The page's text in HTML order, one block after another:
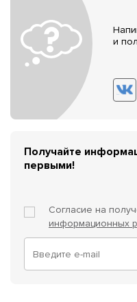
и
Получайте
первыми!
Согласие на
информационных